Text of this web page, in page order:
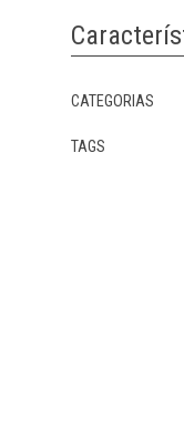
Características
CATEGORIAS
TAGS